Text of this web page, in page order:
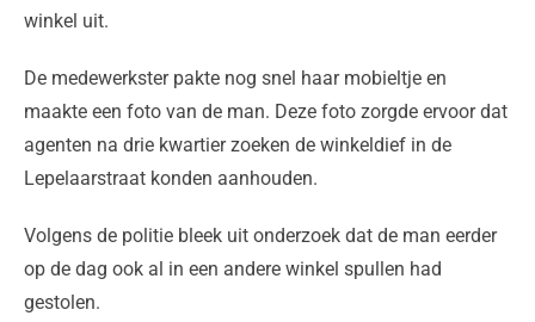
winkel uit.
De medewerkster pakte nog snel haar mobieltje en
maakte een foto van de man. Deze foto zorgde ervoor dat
agenten na drie kwartier zoeken de winkeldief in de
Lepelaarstraat konden aanhouden.
Volgens de politie bleek uit onderzoek dat de man eerder
op de dag ook al in een andere winkel spullen had
gestolen.